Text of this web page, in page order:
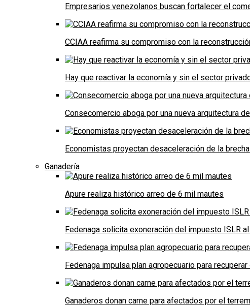
Empresarios venezolanos buscan fortalecer el
CCIAA reafirma su compromiso con la
Hay que reactivar la economía y sin el sector
Consecomercio aboga por una nueva arquitectura
Economistas proyectan desaceleración de la
Ganadería
Apure realiza histórico arreo de 6 mil mautes
Fedenaga solicita exoneración del impuesto ISLR
Fedenaga impulsa plan agropecuario para
Ganaderos donan carne para afectados por el